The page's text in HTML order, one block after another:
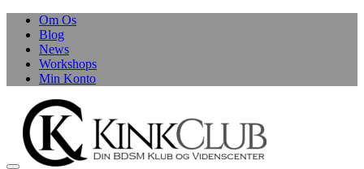
Skip
content
Om Os
Blog
News
Workshops
Min Konto